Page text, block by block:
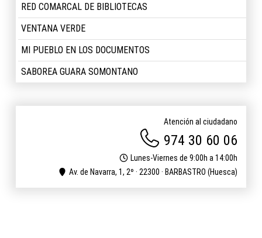
RED COMARCAL DE BIBLIOTECAS
VENTANA VERDE
MI PUEBLO EN LOS DOCUMENTOS
SABOREA GUARA SOMONTANO
Atención al ciudadano
974 30 60 06
Lunes-Viernes de 9:00h a 14:00h
Av. de Navarra, 1, 2º · 22300 · BARBASTRO (Huesca)